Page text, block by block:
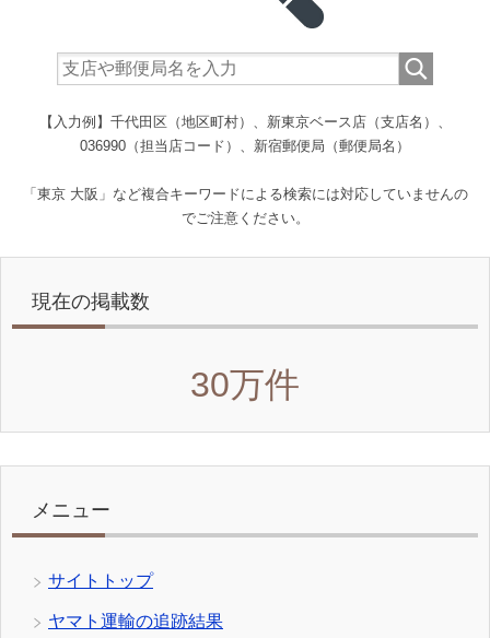
【入力例】千代田区（地区町村）、新東京ベース店（支店名）、
036990（担当店コード）、新宿郵便局（郵便局名）
「東京 大阪」など複合キーワードによる検索には対応していませんの
でご注意ください。
現在の掲載数
30万件
メニュー
サイトトップ
ヤマト運輸の追跡結果